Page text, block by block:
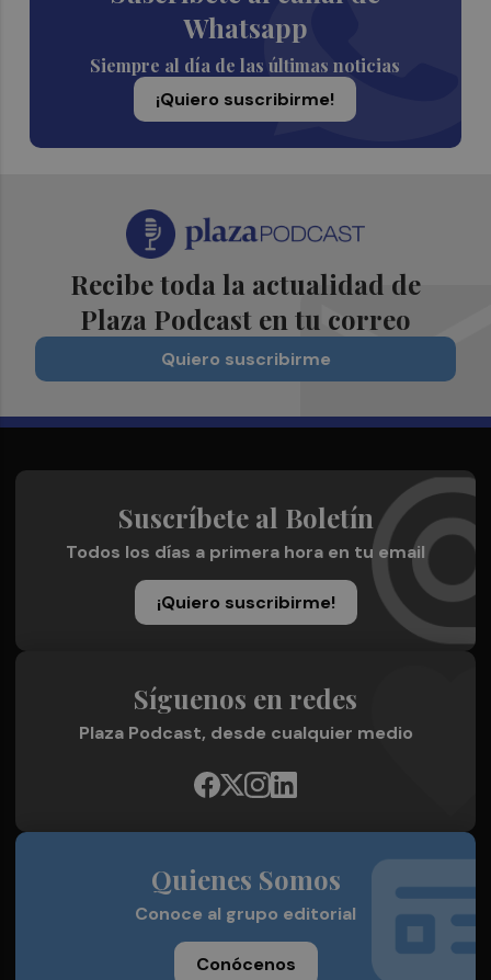
Whatsapp
Siempre al día de las últimas noticias
¡Quiero suscribirme!
Recibe toda la actualidad de
Plaza Podcast en tu correo
Quiero suscribirme
Suscríbete al Boletín
Todos los días a primera hora en tu email
¡Quiero suscribirme!
Síguenos en redes
Plaza Podcast, desde cualquier medio
Quienes Somos
Conoce al grupo editorial
Conócenos